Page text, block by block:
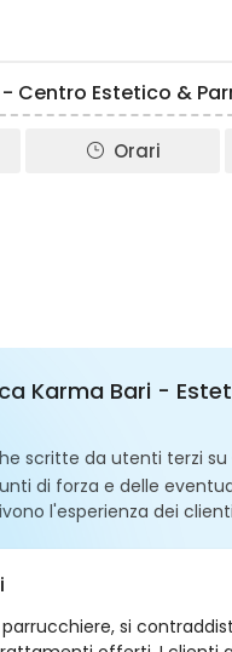
Centro Estetico &
Orari
Karma Bari -
scritte da utenti terzi
di forza e delle
l'esperienza dei
si